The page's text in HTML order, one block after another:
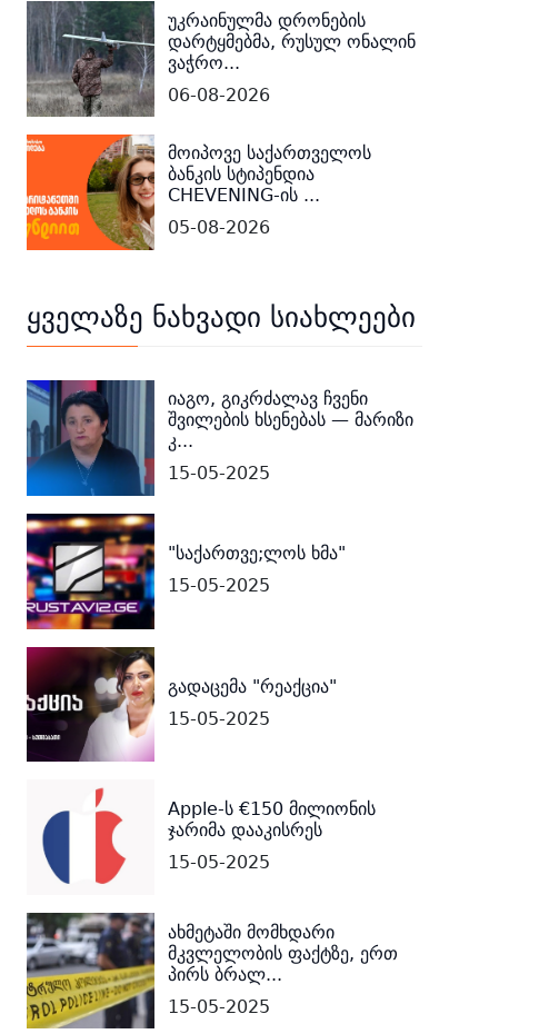
უკრაინულმა დრონების
დარტყმებმა, რუსულ ონალინ
ვაჭრო...
06-08-2026
მოიპოვე საქართველოს
ბანკის სტიპენდია
CHEVENING-ის ...
05-08-2026
ყველაზე ნახვადი სიახლეები
იაგო, გიკრძალავ ჩვენი
შვილების ხსენებას — მარიზი
კ...
15-05-2025
"საქართვე;ლოს ხმა"
15-05-2025
გადაცემა "რეაქცია"
15-05-2025
Apple-ს €150 მილიონის
ჯარიმა დააკისრეს
15-05-2025
ახმეტაში მომხდარი
მკვლელობის ფაქტზე, ერთ
პირს ბრალ...
15-05-2025